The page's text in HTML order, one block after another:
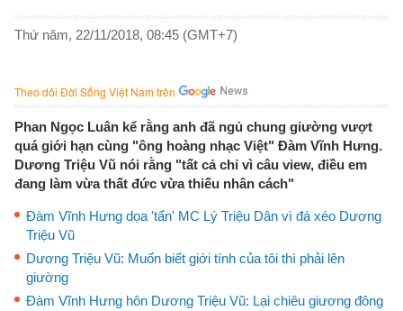
Thứ năm, 22/11/2018, 08:45 (GMT+7)
Theo dõi Đời Sống Việt Nam trên
Phan Ngọc Luân kể rằng anh đã ngủ chung giường vượt
quá giới hạn cùng "ông hoàng nhạc Việt" Đàm Vĩnh Hưng.
Dương Triệu Vũ nói rằng "tất cả chỉ vì câu view, điều em
đang làm vừa thất đức vừa thiếu nhân cách"
Đàm Vĩnh Hưng dọa 'tẩn' MC Lý Triệu Dân vì đá xéo Dương
Triệu Vũ
Dương Triệu Vũ: Muốn biết giới tính của tôi thì phải lên
giường
Đàm Vĩnh Hưng hôn Dương Triệu Vũ: Lại chiêu giương đông